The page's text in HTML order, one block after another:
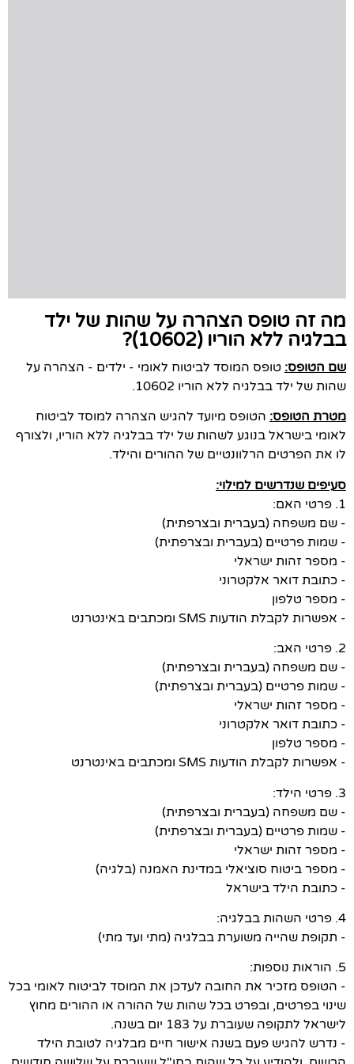
מה זה טופס הצהרה על שהות של ילד
בבלגיה ללא הוריו (10602)?
שם הטופס: טופס המוסד לביטוח לאומי - ילדים - הצהרה על
שהות של ילד בבלגיה ללא הוריו 10602.
מטרת הטופס: הטופס מיועד להגיש הצהרה למוסד לביטוח
לאומי בישראל בנוגע לשהות של ילד בבלגיה ללא הוריו, ולצורף
לו את הפרטים הרלוונטיים של ההורים והילד.
סעיפים שנדרשים למילוי:
1. פרטי האם:
- שם משפחה (בעברית ובצרפתית)
- שמות פרטיים (בעברית ובצרפתית)
- מספר זהות ישראלי
- כתובת דואר אלקטרוני
- מספר טלפון
- אפשרות לקבלת הודעות SMS ומכתבים באינטרנט
2. פרטי האב:
- שם משפחה (בעברית ובצרפתית)
- שמות פרטיים (בעברית ובצרפתית)
- מספר זהות ישראלי
- כתובת דואר אלקטרוני
- מספר טלפון
- אפשרות לקבלת הודעות SMS ומכתבים באינטרנט
3. פרטי הילד:
- שם משפחה (בעברית ובצרפתית)
- שמות פרטיים (בעברית ובצרפתית)
- מספר זהות ישראלי
- מספר ביטוח סוציאלי במדינת האמנה (בלגיה)
- כתובת הילד בישראל
4. פרטי השהות בבלגיה:
- תקופת שהייה משוערת בבלגיה (מתי ועד מתי)
5. הוראות נוספות:
- הטופס מזכיר את החובה לעדכן את המוסד לביטוח לאומי בכל
שינוי בפרטים, ובפרט בכל שהות של ההורה או ההורים מחוץ
לישראל לתקופה שעוברת על 183 יום בשנה.
- נדרש להגיש פעם בשנה אישור חיים מבלגיה לטובת הילד